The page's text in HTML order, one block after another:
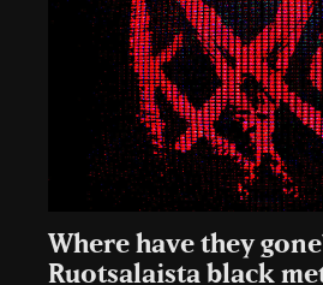
Where have they
Ruotsalaista black